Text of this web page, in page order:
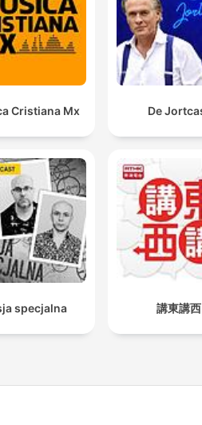
Cristiana Mx De
specjalna 講東講西